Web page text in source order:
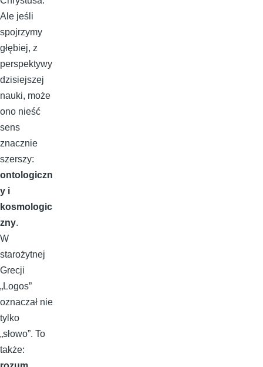
Ale jeśli
spojrzymy
głębiej, z
perspektywy
dzisiejszej
nauki, może
ono nieść
sens
znacznie
szerszy:
ontologiczn
y i
kosmologic
zny.
W
starożytnej
Grecji
„Logos”
oznaczał nie
tylko
„słowo”. To
także: